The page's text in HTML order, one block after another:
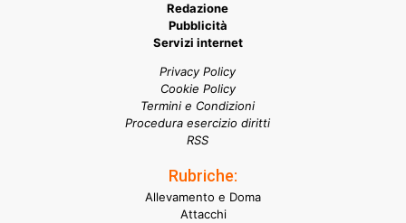
Redazione
Pubblicità
Servizi internet
Privacy Policy
Cookie Policy
Termini e Condizioni
Procedura esercizio diritti
RSS
Rubriche:
Allevamento e Doma
Attacchi